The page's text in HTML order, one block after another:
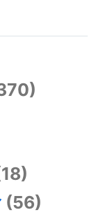
(56)